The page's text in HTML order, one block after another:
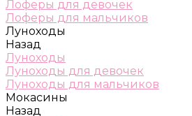
Лоферы для девочек
Лоферы для мальчиков
Луноходы
Назад
Луноходы
Луноходы для девочек
Луноходы для мальчиков
Мокасины
Назад